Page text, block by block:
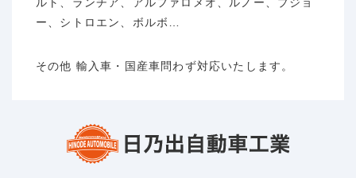
ー、シトロエン、ボルボ…
その他 輸入車・国産車問わず対応いたします。